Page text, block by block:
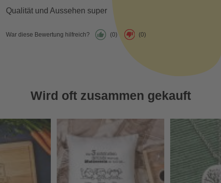
Qualität und Aussehen super
War diese Bewertung hilfreich? (0) (0)
Wird oft zusammen gekauft